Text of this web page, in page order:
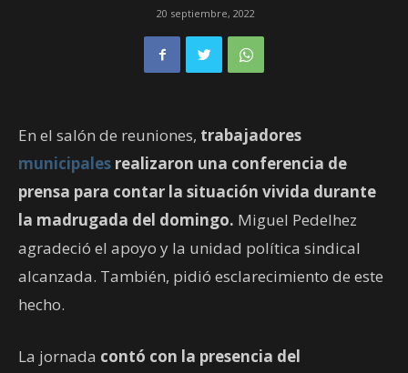
20 septiembre, 2022
En el salón de reuniones, trabajadores
municipales realizaron una conferencia de
prensa para contar la situación vivida durante
la madrugada del domingo. Miguel Pedelhez
agradeció el apoyo y la unidad política sindical
alcanzada. También, pidió esclarecimiento de este
hecho.
La jornada contó con la presencia del